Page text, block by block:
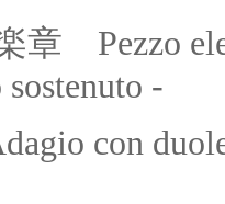
-
e ben